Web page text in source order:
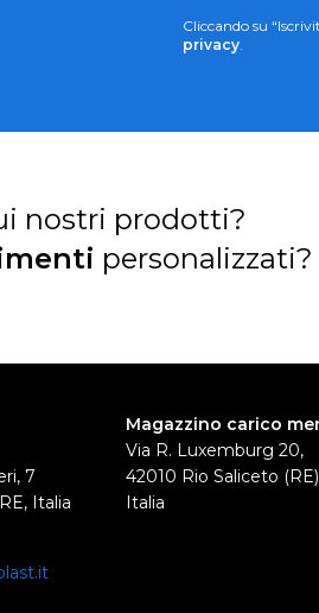
Cliccando su
privacy.
nostri prodotti?
personalizzati?
7
Italia
Magazzino carico
Via R. Luxemburg 20,
42010 Rio Saliceto (RE)
Italia